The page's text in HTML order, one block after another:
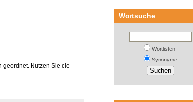
geordnet. Nutzen Sie die
Wortsuche
Wortlisten
Synonyme